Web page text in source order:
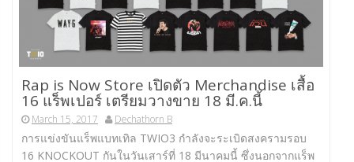
Rap is Now Store เปิดตัว Merchandise เสื้อ
16 แร็พเปอร์ เตรียมวางขาย 18 มี.ค.นี้
March 15, 2017 Dechathorn B
การแข่งขันแร็พแบทเทิล TWIO3 กำลังจะระเบิดสงครามรอบ
16 KNOCKOUT กันในวันเสาร์ที่ 18 มีนาคมนี้ ซึ่งนอกจากแร็พ